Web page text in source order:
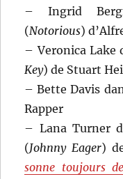
– Ingrid
(Notorious)
– Veronica Lake
Key) de Stuart
– Bette Davis
Rapper
– Lana Turner
(Johnny Eager)
sonne toujours